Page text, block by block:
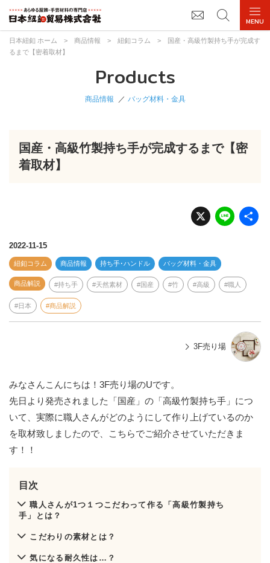
日本紐釦 ホーム > 商品情報 > 紐釦コラム >
国産・高級竹製持ち手が完成す
るまで【密着取材】
Products
商品情報 バッグ材料・金具
国産・高級竹製持ち手が完成するまで【密
着取材】
X Li
n
2022-11-15
紐釦コラム 商品情報 持ち手･ハンドル バッグ材料・金具
商品解説 持ち手 天然素材 国産 竹 高級 職人
日本 商品解説
3F売り場
みなさんこんにちは！3F売り場のUです。
先日より発売されました「国産」の「高級竹製持ち手」につ
いて、実際に職人さんがどのようにして作り上げているのか
を取材致しましたので、こちらでご紹介させていただきま
す！！
目次
職人さんが1つ１つこだわって作る「高級竹製持ち
手」とは？
こだわりの素材とは？
気になる耐久性は…？